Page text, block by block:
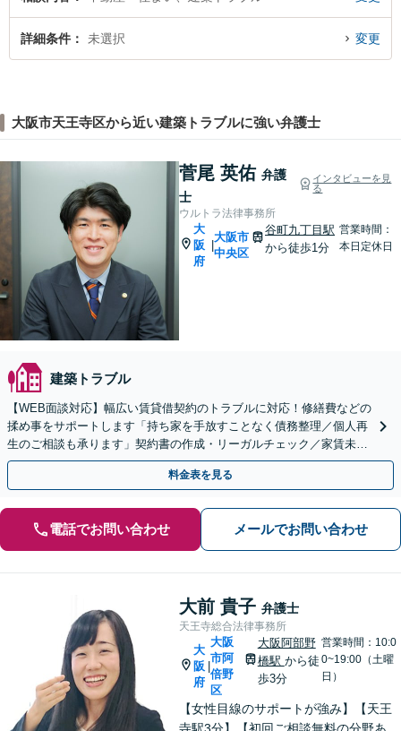
詳細条件 未選択 変更
大阪市天王寺区から近い建築トラブルに強い弁護士
菅尾 英佑 弁護
士
インタビューを見
る
ウルトラ法律事務所
大
阪
府
|
大阪市
中央区
谷町九丁目駅
から徒歩1分
営業時間：
本日定休日
建築トラブル
【WEB面談対応】幅広い賃貸借契約のトラブルに対応！修繕費などの
揉め事をサポートします「持ち家を手放すことなく債務整理／個人再
生のご相談も承ります」契約書の作成・リーガルチェック／家賃未払
い対応／立ち退き・明け渡し請求など
料金表を見る
電話でお問い合わせ メールでお問い合わせ
大前 貴子 弁護士
天王寺総合法律事務所
大
阪
府
大阪
市阿
倍野
区
大阪阿部野
橋駅 から徒
歩3分
営業時間：10:0
0~19:00（土曜
日）
【女性目線のサポートが強み】【天王
寺駅3分】【初回ご相談無料の分野あ